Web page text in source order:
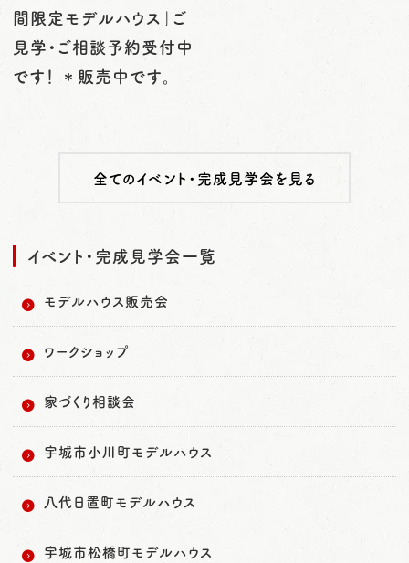
間限定モデルハウス」ご
見学・ご相談予約受付中
です！ ＊販売中です。
全てのイベント・完成見学会を見る
イベント・完成見学会一覧
モデルハウス販売会
ワークショップ
家づくり相談会
宇城市小川町モデルハウス
八代日置町モデルハウス
宇城市松橋町モデルハウス